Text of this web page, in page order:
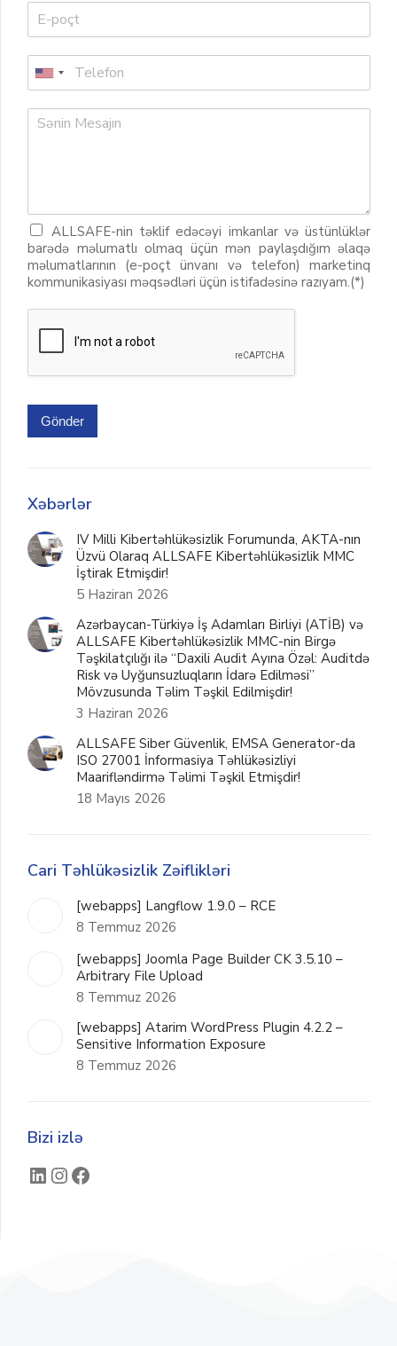
ALLSAFE-nin təklif edəcəyi imkanlar və üstünlüklər
barədə məlumatlı olmaq üçün mən paylaşdığım əlaqə
məlumatlarının (e-poçt ünvanı və telefon) marketinq
kommunikasiyası məqsədləri üçün istifadəsinə razıyam.(*)
Gönder
Xəbərlər
IV Milli Kibertəhlükəsizlik Forumunda, AKTA-nın
Üzvü Olaraq ALLSAFE Kibertəhlükəsizlik MMC
İştirak Etmişdir!
5 Haziran 2026
Azərbaycan-Türkiyə İş Adamları Birliyi (ATİB) və
ALLSAFE Kibertəhlükəsizlik MMC-nin Birgə
Təşkilatçılığı ilə “Daxili Audit Ayına Özəl: Auditdə
Risk və Uyğunsuzluqların İdarə Edilməsi”
Mövzusunda Təlim Təşkil Edilmişdir!
3 Haziran 2026
ALLSAFE Siber Güvenlik, EMSA Generator-da
ISO 27001 İnformasiya Təhlükəsizliyi
Maarifləndirmə Təlimi Təşkil Etmişdir!
18 Mayıs 2026
Cari Təhlükəsizlik Zəiflikləri
[webapps] Langflow 1.9.0 – RCE
8 Temmuz 2026
[webapps] Joomla Page Builder CK 3.5.10 –
Arbitrary File Upload
8 Temmuz 2026
[webapps] Atarim WordPress Plugin 4.2.2 –
Sensitive Information Exposure
8 Temmuz 2026
Bizi izlə